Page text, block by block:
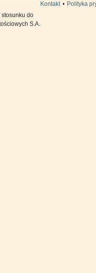
Kontakt • Polityka
stosunku do
S.A.